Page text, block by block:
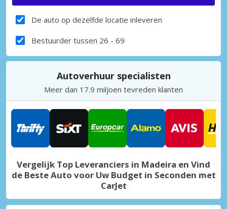
De auto op dezelfde locatie inleveren
Bestuurder tussen 26 - 69
Autoverhuur specialisten
Meer dan 17.9 miljoen tevreden klanten
Vergelijk Top Leveranciers in Madeira en Vind
de Beste Auto voor Uw Budget in Seconden met
CarJet